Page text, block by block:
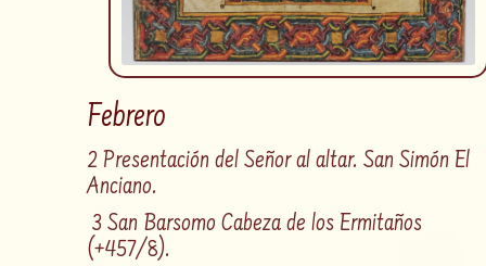
Febrero
2 Presentación del Señor al altar. San Simón El
Anciano.
3 San Barsomo Cabeza de los Ermitaños
(+457/8).